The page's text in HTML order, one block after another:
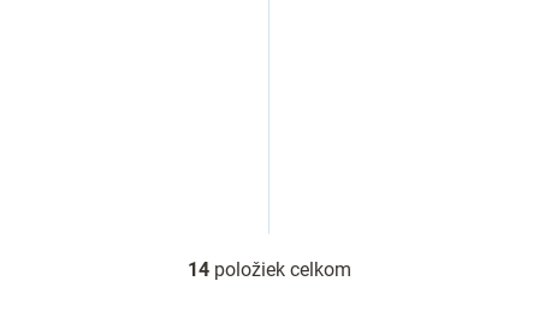
O
14 položiek celkom